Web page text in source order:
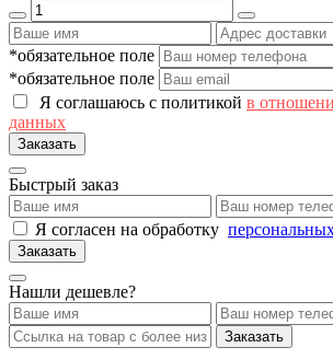
*обязательное поле
*обязательное поле
Я соглашаюсь с политикой в
данных
Заказать
Быстрый заказ
Я согласен на обработку
Заказать
Нашли дешевле?
Заказать